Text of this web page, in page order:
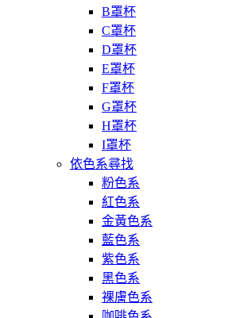
B罩杯
C罩杯
D罩杯
E罩杯
F罩杯
G罩杯
H罩杯
I罩杯
依色系尋找
粉色系
紅色系
金黃色系
藍色系
紫色系
黑色系
裸膚色系